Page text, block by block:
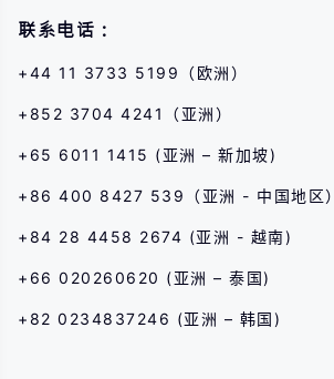
联系电话：
+44 11 3733 5199（欧洲）
+852 3704 4241（亚洲）
+65 6011 1415 (亚洲 – 新加坡)
+86 400 8427 539（亚洲 - 中国地区）
+84 28 4458 2674 (亚洲 - 越南)
+66 020260620 (亚洲 – 泰国)
+82 0234837246 (亚洲 – 韩国)